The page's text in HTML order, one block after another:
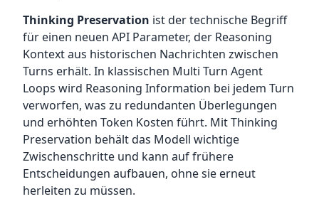
Thinking Preservation ist der technische Begriff
für einen neuen API Parameter, der Reasoning
Kontext aus historischen Nachrichten zwischen
Turns erhält. In klassischen Multi Turn Agent
Loops wird Reasoning Information bei jedem Turn
verworfen, was zu redundanten Überlegungen
und erhöhten Token Kosten führt. Mit Thinking
Preservation behält das Modell wichtige
Zwischenschritte und kann auf frühere
Entscheidungen aufbauen, ohne sie erneut
herleiten zu müssen.